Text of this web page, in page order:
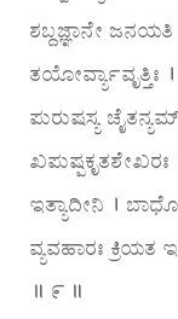
ಶಬ್ದಜ್ಞಾನೇ ಜನಯತಿ
ಪುರುಷಸ್ಯ
ಖಪುಷ್ಪಕೃತಶೇಖರಃ
ಇತ್ಯಾದೀನಿ ।
ವ್ಯವಹಾರಃ ಕ್ರಿಯತ
॥ ೯ ॥